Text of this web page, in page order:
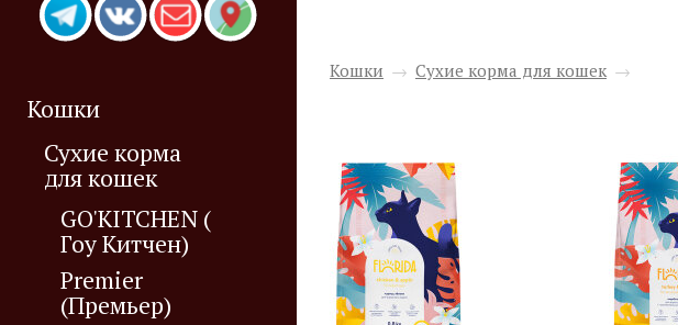
Кошки
Сухие корма
для кошек
GO'KITCHEN (
Гоу Китчен)
Premier
(Премьер)
Кошки → Сухие корма для кошек →